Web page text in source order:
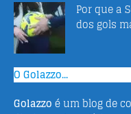
Por que a
dos gols
O Golazzo...
Golazzo é um blog de